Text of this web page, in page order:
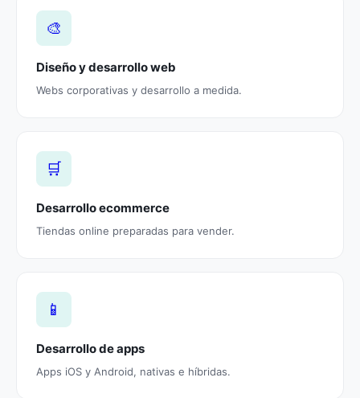
🎨
Diseño y desarrollo web
Webs corporativas y desarrollo a medida.
🛒
Desarrollo ecommerce
Tiendas online preparadas para vender.
📱
Desarrollo de apps
Apps iOS y Android, nativas e híbridas.